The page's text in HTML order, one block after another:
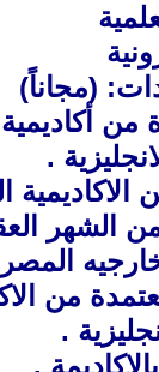
أكاديمية
.
الشهر
من
.